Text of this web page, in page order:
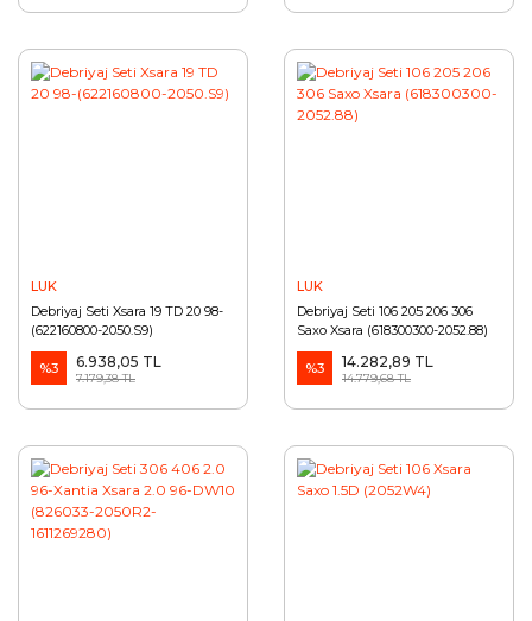
LUK
Debriyaj Seti Xsara 19 TD 20 98-
(622160800-2050.S9)
%3 6.938,05 TL
7.179,38 TL
LUK
Debriyaj Seti 106 205 206 306
Saxo Xsara (618300300-2052.88)
%3 14.282,89 TL
14.779,68 TL